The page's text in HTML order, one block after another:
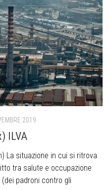
2019
ILVA
La situazione in cui si ritrova
tra salute e occupazione
padroni contro gli